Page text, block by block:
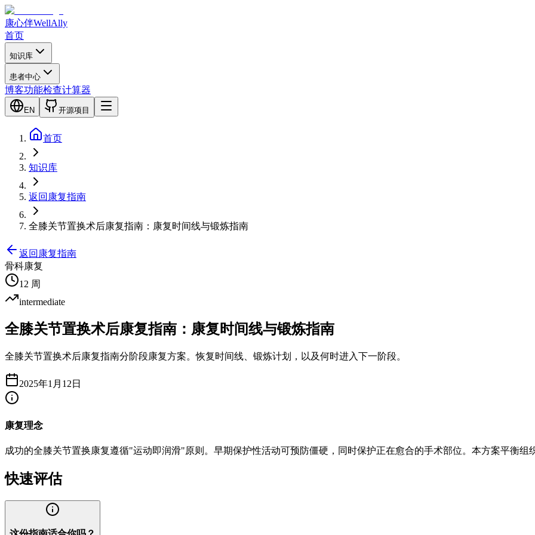
康心伴WellAlly
首页
知识库
患者中心
博客功能检查计算器
EN 开源项目
首页
知识库
返回康复指南
全膝关节置换术后康复指南：康复时间线与锻炼指南
返回康复指南
骨科康复
12 周
intermediate
全膝关节置换术后康复指南：康复时间线与锻炼指南
全膝关节置换术后康复指南分阶段康复方案。恢复时间线、锻炼计划，以及何时进入下一阶段。
2025年1月12日
康复理念
成功的全膝关节置换康复遵循"运动即润滑"原则。早期保护性活动可预防僵硬，同时保护正在愈合的手术部位。本方案平衡组
快速评估